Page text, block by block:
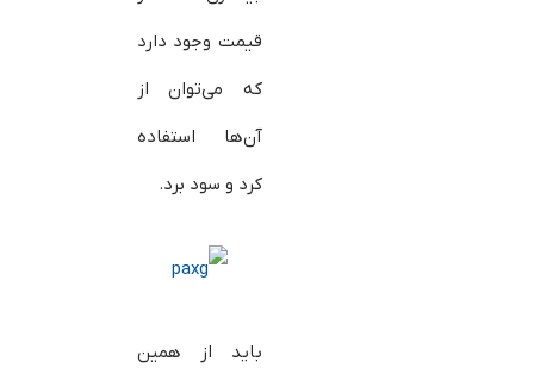
قیمت وجود دارد
که می‌توان از
آن‌ها استفاده
کرد و سود برد.
باید از همین